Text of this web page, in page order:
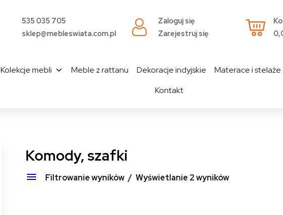
535 035 705
sklep@mebleswiata.com.pl
Zaloguj się
Zarejestruj się
Kolekcje mebli Meble z rattanu Dekoracje indyjskie
Materace i stelaże
Kontakt
Komody, szafki
Filtrowanie wyników Wyświetlanie 2 wyników